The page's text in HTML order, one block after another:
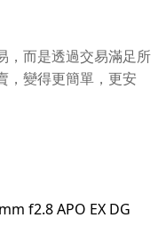
，而是透過交易滿足所
，變得更簡單，更安
f2.8 APO EX DG